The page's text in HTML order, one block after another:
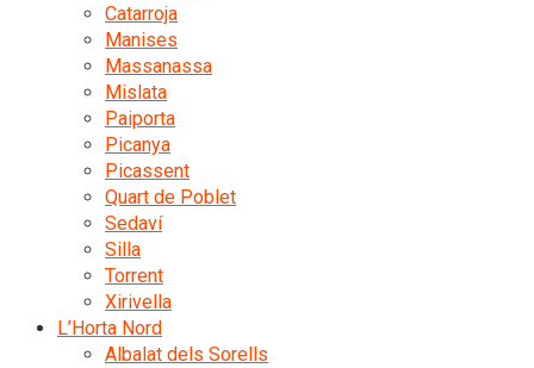
Catarroja
Manises
Massanassa
Mislata
Paiporta
Picanya
Picassent
Quart de Poblet
Sedaví
Silla
Torrent
Xirivella
L’Horta Nord
Albalat dels Sorells